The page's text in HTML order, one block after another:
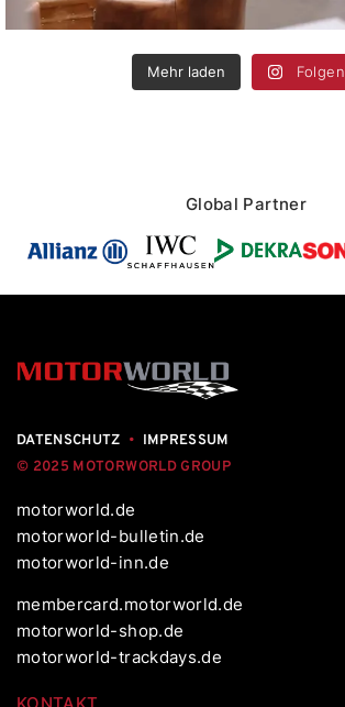
Mehr laden Folgen
Global Partner
DATENSCHUTZ • IMPRESSUM
© 2025 MOTORWORLD GROUP
motorworld.de
motorworld-bulletin.de
motorworld-inn.de
membercard.motorworld.de
motorworld-shop.de
motorworld-trackdays.de